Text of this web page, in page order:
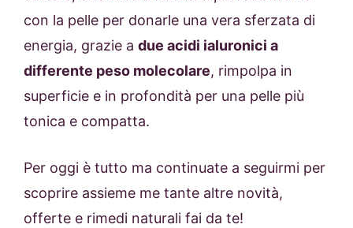
con la pelle per donarle una vera sferzata di
energia, grazie a due acidi ialuronici a
differente peso molecolare, rimpolpa in
superficie e in profondità per una pelle più
tonica e compatta.
Per oggi è tutto ma continuate a seguirmi per
scoprire assieme me tante altre novità,
offerte e rimedi naturali fai da te!